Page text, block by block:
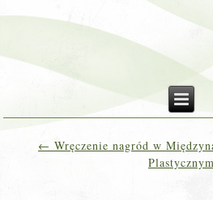
← Wręczenie nagród w
Plastycznym